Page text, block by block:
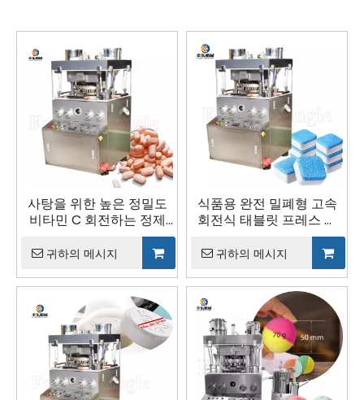
사탕을 위한 높은 정밀도
비타민 C 회전하는 정제
귀하의 메시지
식품용 완전 밀폐형 고속
회전식 태블릿 프레스 기
귀하의 메시지